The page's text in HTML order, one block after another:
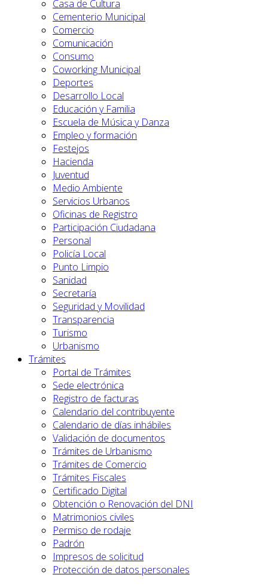
Casa de Cultura
Cementerio Municipal
Comercio
Comunicación
Consumo
Coworking Municipal
Deportes
Desarrollo Local
Educación y Familia
Escuela de Música y Danza
Empleo y formación
Festejos
Hacienda
Juventud
Medio Ambiente
Servicios Urbanos
Oficinas de Registro
Participación Ciudadana
Personal
Policía Local
Punto Limpio
Sanidad
Secretaría
Seguridad y Movilidad
Transparencia
Turismo
Urbanismo
Trámites
Portal de Trámites
Sede electrónica
Registro de facturas
Calendario del contribuyente
Calendario de días inhábiles
Validación de documentos
Trámites de Urbanismo
Trámites de Comercio
Trámites Fiscales
Certificado Digital
Obtención o Renovación del DNI
Matrimonios civiles
Permiso de rodaje
Padrón
Impresos de solicitud
Protección de datos personales